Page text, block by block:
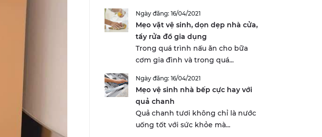
Ngày đăng: 16/04/2021
Mẹo vặt vệ sinh, dọn dẹp nhà cửa,
tẩy rửa đồ gia dụng
Trong quá trình nấu ăn cho bữa
cơm gia đình và trong quá...
Ngày đăng: 16/04/2021
Mẹo vệ sinh nhà bếp cực hay với
quả chanh
Quả chanh tươi không chỉ là nước
uống tốt với sức khỏe mà...